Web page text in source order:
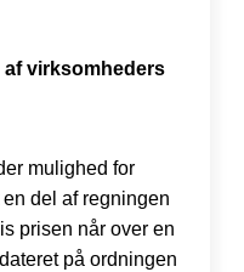
virksomheders
mulighed for
del af regningen
prisen når over en
på ordningen